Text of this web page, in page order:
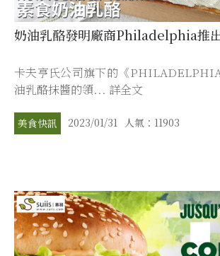
奶油乳酪發明廠商Philadelphia推
卡夫亨氏公司旗下的《
油乳酪抹醬的領... 詳全文
美食快訊 2023/01/31 人氣：11903